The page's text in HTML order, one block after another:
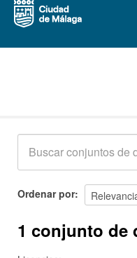
Acerca de
Ordenar por
1 conjunto de